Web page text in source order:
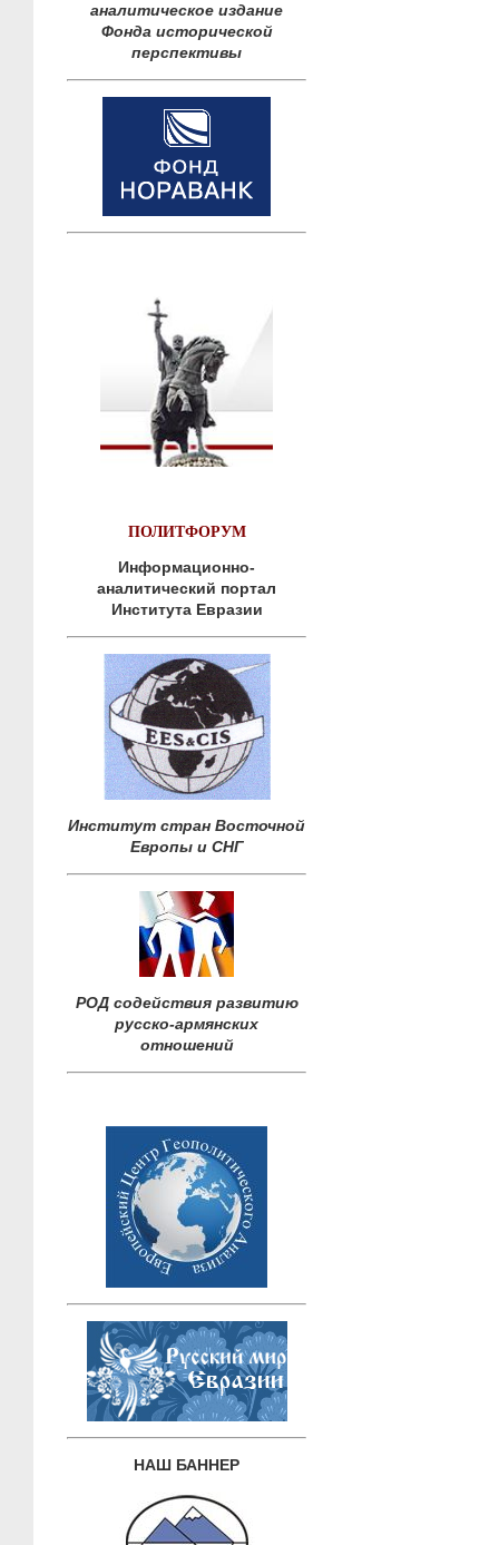
аналитическое издание
Фонда исторической
перспективы
ПОЛИТФОРУМ
Информационно-
аналитический портал
Института Евразии
Институт стран Восточной
Европы и СНГ
РОД содействия развитию
русско-армянских
отношений
НАШ БАННЕР